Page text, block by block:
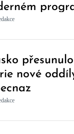
a
nové